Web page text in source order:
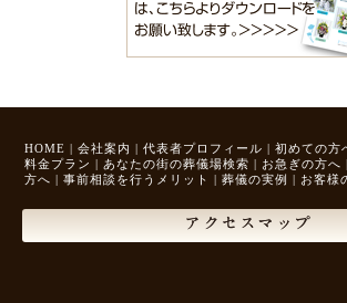
HOME | 会社案内 | 代表者プロフィール | 初めての方
料金プラン | あなたの街の葬儀場検索 | お急ぎの方へ |
方へ | 事前相談を行うメリット | 葬儀の実例 | お客様
アクセスマップ